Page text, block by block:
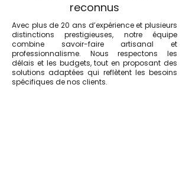
reconnus
Avec plus de 20 ans d’expérience et plusieurs
distinctions prestigieuses, notre équipe
combine savoir-faire artisanal et
professionnalisme. Nous respectons les
délais et les budgets, tout en proposant des
solutions adaptées qui reflètent les besoins
spécifiques de nos clients.